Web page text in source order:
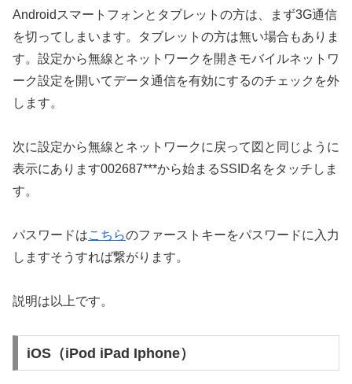
Androidスマートフォンとタブレットの方は、まず3G通信
を切ってしまいます。タブレットの方は無い場合もありま
す。設定から無線とネットワークを開きモバイルネットワ
ーク設定を開いてデータ通信を有効にするのチェックを外
します。
次に設定から無線とネットワークに戻って図と同じように
表示にあります002687***から始まるSSID名をタッチしま
す。
パスワードはこちらのファーストキーをパスワードに入力
しますそうすれば繋がります。
説明は以上です。
iOS（iPod iPad Iphone）